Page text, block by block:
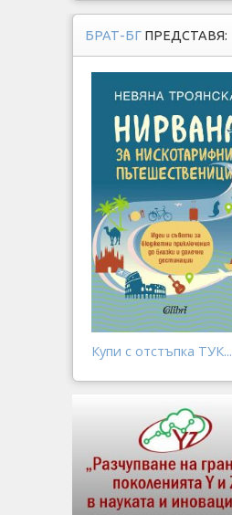
БРАТ-БГ ПРЕДСТАВЯ:
Купи с отстъпка ТУК...